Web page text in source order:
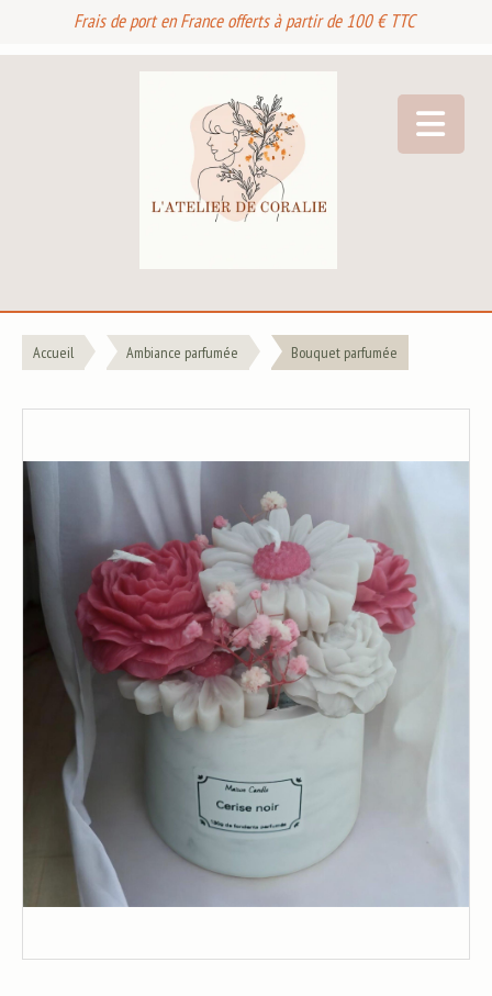
Frais de port en France offerts à partir de 100 € TTC
Accueil Ambiance parfumée Bouquet parfumée